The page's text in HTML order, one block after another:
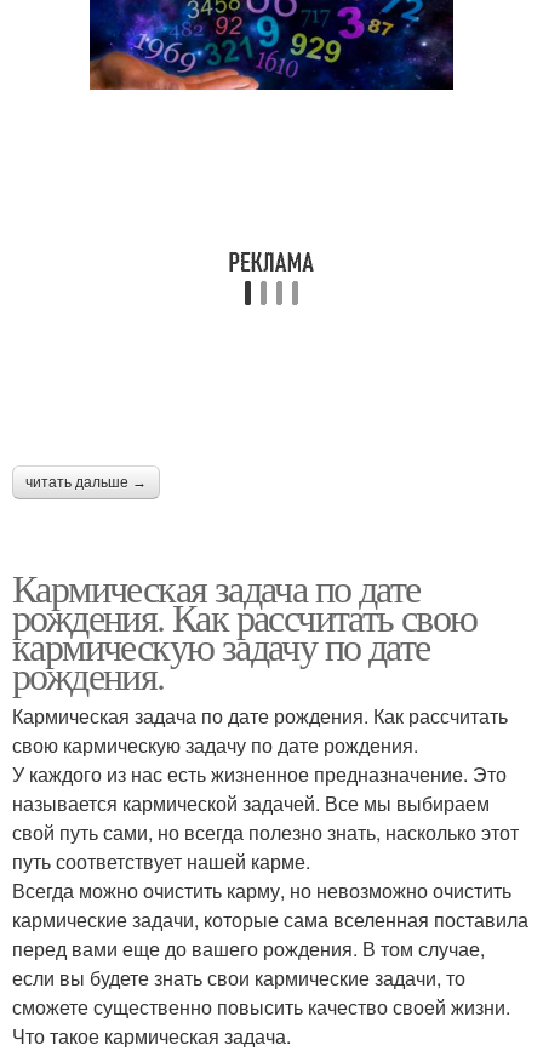
читать дальше →
Кармическая задача по дате
рождения. Как рассчитать свою
кармическую задачу по дате
рождения.
Кармическая задача по дате рождения. Как рассчитать
свою кармическую задачу по дате рождения.
У каждого из нас есть жизненное предназначение. Это
называется кармической задачей. Все мы выбираем
свой путь сами, но всегда полезно знать, насколько этот
путь соответствует нашей карме.
Всегда можно очистить карму, но невозможно очистить
кармические задачи, которые сама вселенная поставила
перед вами еще до вашего рождения. В том случае,
если вы будете знать свои кармические задачи, то
сможете существенно повысить качество своей жизни.
Что такое кармическая задача.